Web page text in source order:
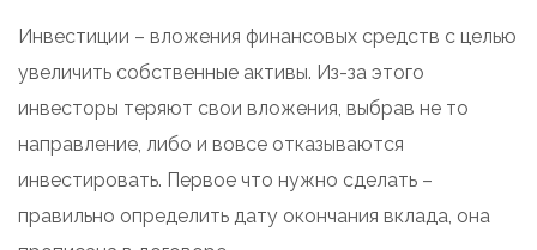
Инвестиции – вложения финансовых средств с целью
увеличить собственные активы. Из-за этого
инвесторы теряют свои вложения, выбрав не то
направление, либо и вовсе отказываются
инвестировать. Первое что нужно сделать –
правильно определить дату окончания вклада, она